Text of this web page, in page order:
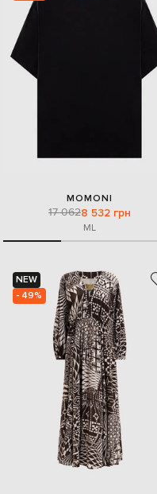
MOMONI
17 0628 532 грн
ML
NEW
- 49%